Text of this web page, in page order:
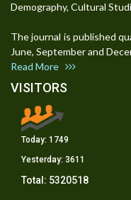
Demography, Cultural
The journal is published
June, September and
Read More
VISITORS
Today: 1749
Yesterday: 3611
Total: 5320518